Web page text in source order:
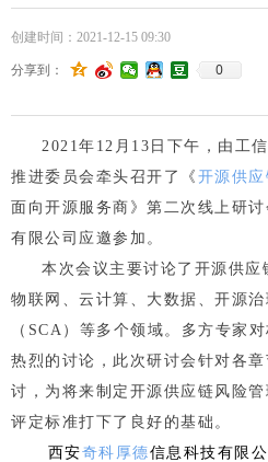
创建时间： 2021-12-15 09:30
分享到： 0
2021年 12 月 13 日下午，由工
推进委员会牵头召开了《 开源供
面向开源服务商》 第二次线上研
有限公司应邀参加。
本次会议主要讨论了开源供应
物联网、云计算、大数据、开源
（ SCA）等多个领域。多方专家
热烈的讨论，此次研讨会针对各
讨，为将来制定开源供应链风险
评定标准打下了良好的基础。
西安奇科厚德信息科技有限